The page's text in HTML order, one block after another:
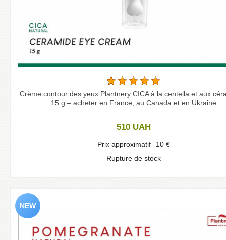
Crème contour des yeux Plantnery CICA à la centella et aux
15 g – acheter en France, au Canada et en Ukraine
510 UAH
Prix approximatif 10 €
Rupture de stock